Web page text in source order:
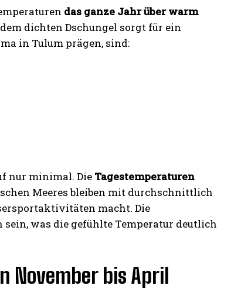
das ganze Jahr über warm
dichten Dschungel sorgt für ein
in Tulum prägen, sind:
nur minimal. Die Tagestemperaturen
Meeres bleiben mit durchschnittlich
macht. Die
was die gefühlte Temperatur deutlich
November bis April